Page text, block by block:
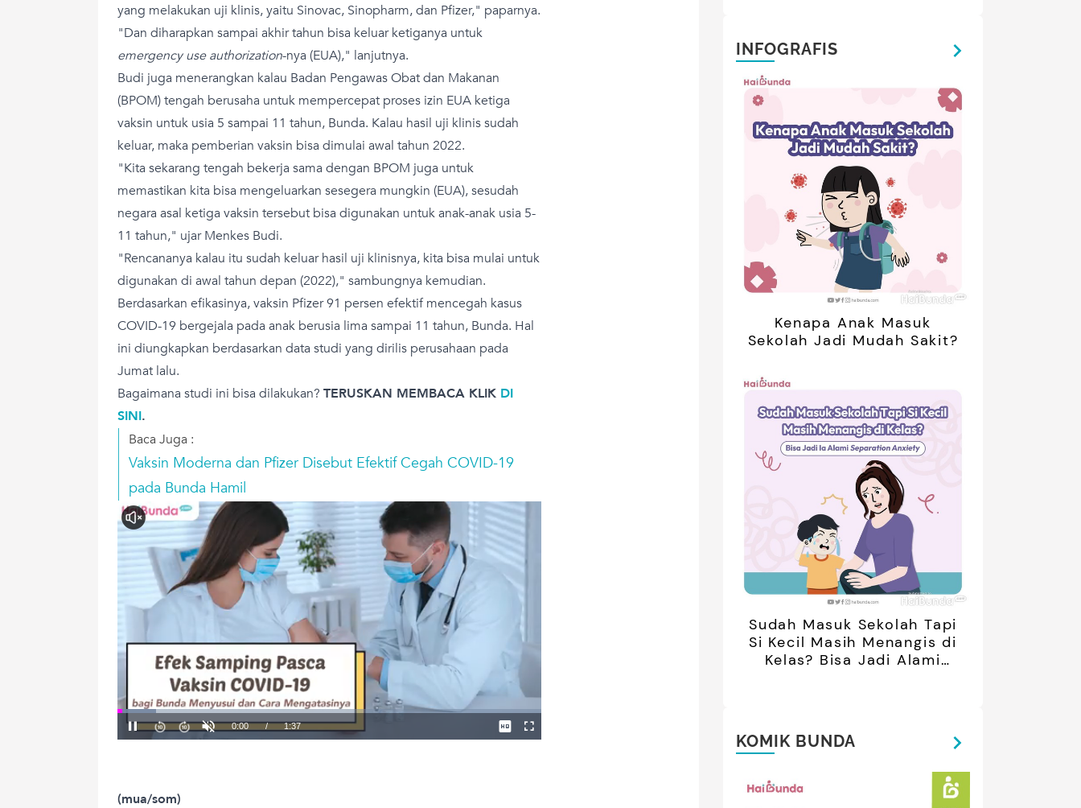
yang melakukan uji klinis, yaitu Sinovac, Sinopharm, dan Pfizer," paparnya.
"Dan diharapkan sampai akhir tahun bisa keluar ketiganya untuk
emergency use authorization-nya (EUA)," lanjutnya.
Budi juga menerangkan kalau Badan Pengawas Obat dan Makanan
(BPOM) tengah berusaha untuk mempercepat proses izin EUA ketiga
vaksin untuk usia 5 sampai 11 tahun, Bunda. Kalau hasil uji klinis sudah
keluar, maka pemberian vaksin bisa dimulai awal tahun 2022.
"Kita sekarang tengah bekerja sama dengan BPOM juga untuk
memastikan kita bisa mengeluarkan sesegera mungkin (EUA), sesudah
negara asal ketiga vaksin tersebut bisa digunakan untuk anak-anak usia 5-
11 tahun," ujar Menkes Budi.
"Rencananya kalau itu sudah keluar hasil uji klinisnya, kita bisa mulai untuk
digunakan di awal tahun depan (2022)," sambungnya kemudian.
Berdasarkan efikasinya, vaksin Pfizer 91 persen efektif mencegah kasus
COVID-19 bergejala pada anak berusia lima sampai 11 tahun, Bunda. Hal
ini diungkapkan berdasarkan data studi yang dirilis perusahaan pada
Jumat lalu.
Bagaimana studi ini bisa dilakukan? TERUSKAN MEMBACA KLIK DI
SINI.
Baca Juga :
Vaksin Moderna dan Pfizer Disebut Efektif Cegah COVID-19
pada Bunda Hamil
(mua/som)
INFOGRAFIS
Kenapa Anak Masuk
Sekolah Jadi Mudah Sakit?
Sudah Masuk Sekolah Tapi
Si Kecil Masih Menangis di
Kelas? Bisa Jadi Alami
KOMIK BUNDA